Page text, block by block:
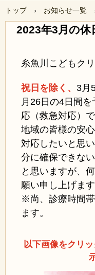
トップ › お知らせ一覧
2023年3月の休
糸魚川こどもク
祝日を除く、 3月
月26日の4日間
応（救急対応）
地域の皆様の安
対応したいと思
分に確保できな
と思いますが、
願い申し上げます
※尚、診療時間
ます。
以下画像をクリ